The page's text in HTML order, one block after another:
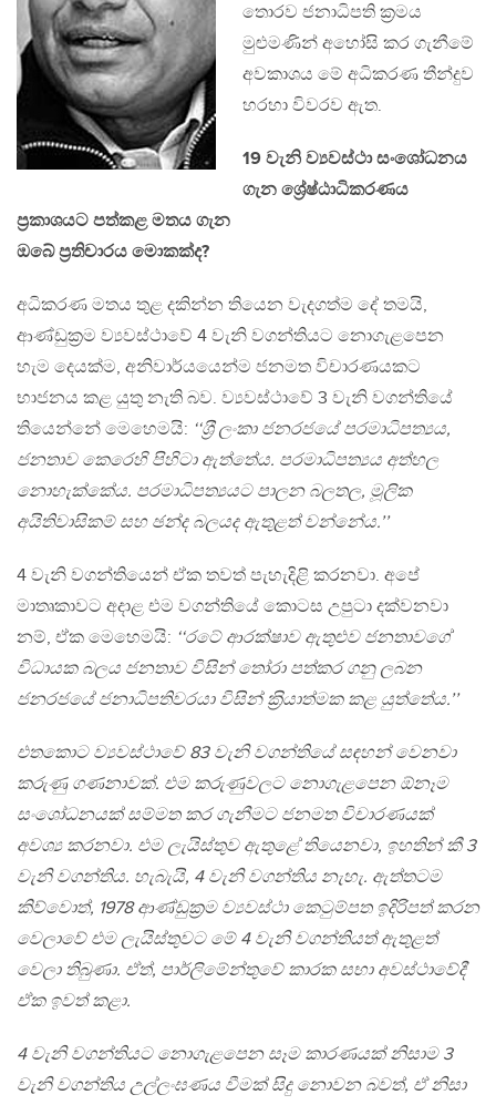
තොරව ජනාධිපති ක‍්‍රමය
මුළුමණින් අහෝසි කර ගැනීමේ
අවකාශය මේ අධිකරණ තීන්දුව
හරහා විවරව ඇත.
19 වැනි ව්‍යවස්ථා සංශෝධනය
ගැන ශ්‍රේෂ්ඨාධිකරණය
ප‍්‍රකාශයට පත්කළ මතය ගැන
ඔබේ ප‍්‍රතිචාරය මොකක්ද?
අධිකරණ මතය තුළ දකින්න තියෙන වැදගත්ම දේ තමයි,
ආණ්ඩුක‍්‍රම ව්‍යවස්ථාවේ 4 වැනි වගන්තියට නොගැළපෙන
හැම දෙයක්ම, අනිවාර්යයෙන්ම ජනමත විචාරණයකට
භාජනය කළ යුතු නැති බව. ව්‍යවස්ථාවේ 3 වැනි වගන්තියේ
තියෙන්නේ මෙහෙමයි: ‘‘ශ‍්‍රී ලංකා ජනරජයේ පරමාධිපත්‍යය,
ජනතාව කෙරෙහි පිහිටා ඇත්තේය. පරමාධිපත්‍යය අත්හල
නොහැක්කේය. පරමාධිපත්‍යයට පාලන බලතල, මූලික
අයිතිවාසිකම් සහ ඡන්ද බලයද ඇතුළත් වන්නේය.’’
4 වැනි වගන්තියෙන් ඒක තවත් පැහැදිළි කරනවා. අපේ
මාතෘකාවට අදාළ එම වගන්තියේ කොටස උපුටා දක්වනවා
නම්, ඒක මෙහෙමයි: ‘‘රටේ ආරක්ෂාව ඇතුළුව ජනතාවගේ
විධායක බලය ජනතාව විසින් තෝරා පත්කර ගනු ලබන
ජනරජයේ ජනාධිපතිවරයා විසින් ක‍්‍රියාත්මක කළ යුත්තේය.’’
එතකොට ව්‍යවස්ථාවේ 83 වැනි වගන්තියේ සඳහන් වෙනවා
කරුණු ගණනාවක්. එම කරුණුවලට නොගැළපෙන ඕනෑම
සංශෝධනයක් සම්මත කර ගැනීමට ජනමත විචාරණයක්
අවශ්‍ය කරනවා. එම ලැයිස්තුව ඇතුළේ තියෙනවා, ඉහතින් කී 3
වැනි වගන්තිය. හැබැයි, 4 වැනි වගන්තිය නැහැ. ඇත්තටම
කිව්වොත්, 1978 ආණ්ඩුක‍්‍රම ව්‍යවස්ථා කෙටුම්පත ඉදිරිපත් කරන
වෙලාවේ එම ලැයිස්තුවට මේ 4 වැනි වගන්තියත් ඇතුළත්
වෙලා තිබුණා. ඒත්, පාර්ලිමේන්තුවේ කාරක සභා අවස්ථාවේදී
ඒක ඉවත් කළා.
4 වැනි වගන්තියට නොගැළපෙන සෑම කාරණයක් නිසාම 3
වැනි වගන්තිය උල්ලංඝණය වීමක් සිදු නොවන බවත්, ඒ නිසා